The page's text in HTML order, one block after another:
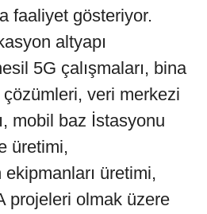
faaliyet gösteriyor.
altyapı
5G çalışmaları, bina
veri merkezi
mobil baz İstasyonu
üretimi,
üretimi,
projeleri olmak üzere